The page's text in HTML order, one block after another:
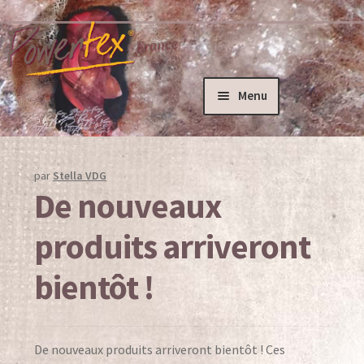
Aller
à
la
navigation
Aller
au
contenu
Menu
Accueil
Actualités
Ateliers
Ateliers créatifs – Powertex
Formation des formateurs
Pete Davies – L’artiste
par Stella VDG
De nouveaux
produits arriveront
bientôt !
De nouveaux produits arriveront bientôt ! Ces